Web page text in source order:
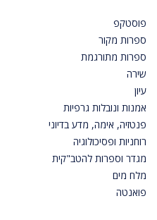
פוסטקפ
ספרות מקור
ספרות מתורגמת
שירה
עיון
אמנות ונובלות גרפיות
פנטזיה, אימה, מדע בדיוני
רוחניות ופסיכולוגיה
מגדר וספרות להטב"קית
מלח מים
פואנטה